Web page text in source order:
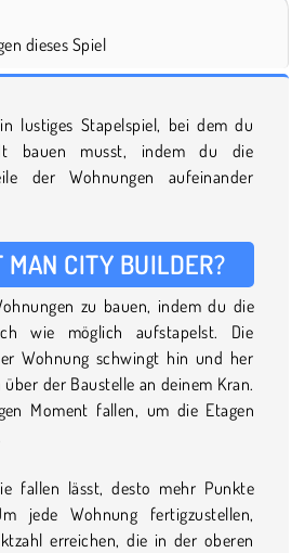
dieses Spiel
lustiges Stapelspiel, bei dem du
bauen musst, indem du die
der Wohnungen aufeinander
MAN CITY BUILDER?
zu bauen, indem du die
wie möglich aufstapelst. Die
Wohnung schwingt hin und her
der Baustelle an deinem Kran.
Moment fallen, um die Etagen
fallen lässt, desto mehr Punkte
jede Wohnung fertigzustellen,
erreichen, die in der oberen